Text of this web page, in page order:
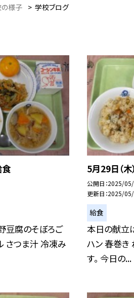
様子 > 学校ブログ
食
豆腐のそぼろご
さつま汁 冷凍み
5月29日（木
公開日 2025/
更新日 2025/
給食
本日の献立
ハン 春巻き
す。 今日の...